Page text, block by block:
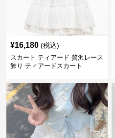
¥16,180 (税込)
スカート ティアード 贅沢レース
飾り ティアードスカート